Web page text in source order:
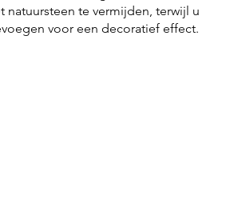
natuursteen te vermijden, terwijl u
voor een decoratief effect.